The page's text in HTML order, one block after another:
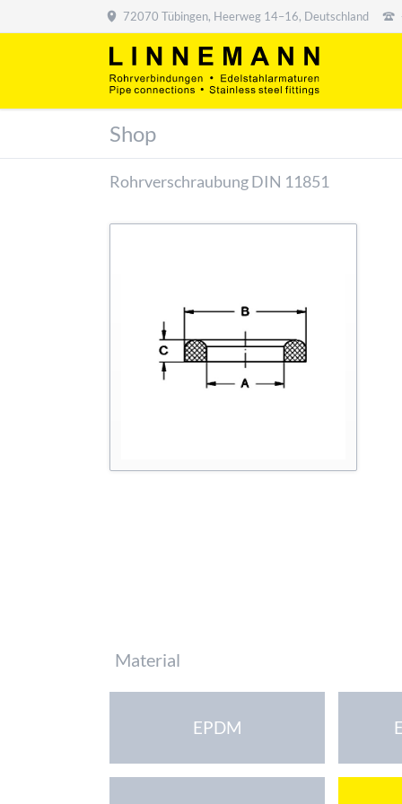
72070 Tübingen, Heerweg 14–16, Deutschland
Shop
Rohrverschraubung DIN 11851
Pflichtfeld
Material
EPDM